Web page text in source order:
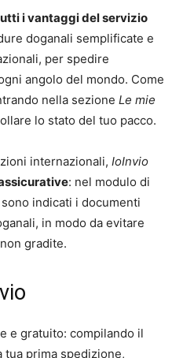
i vantaggi del servizio
doganali semplificate e
per spedire
angolo del mondo. Come
nella sezione Le mie
lo stato del tuo pacco.
internazionali, IoInvio
: nel modulo di
indicati i documenti
in modo da evitare
gradite.
e gratuito: compilando il
prima spedizione,